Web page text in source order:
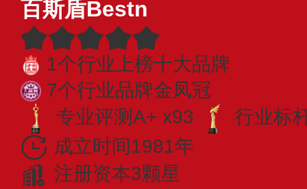
百斯盾Bestn
1个行业上榜十大品牌
7个行业品牌金凤冠
专业评测A+ x93
行业标
成立时间1981年
注册资本3颗星